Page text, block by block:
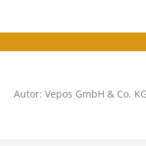
Autor: Vepos GmbH & Co. KG